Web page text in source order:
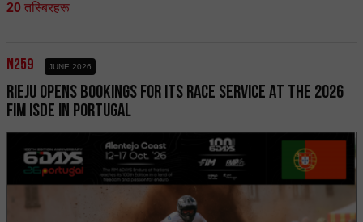
20 तस्बिरहरू
n259 JUNE 2026
RIEJU OPENS BOOKINGS FOR ITS RACE SERVICE AT THE 2026
FIM ISDE IN PORTUGAL